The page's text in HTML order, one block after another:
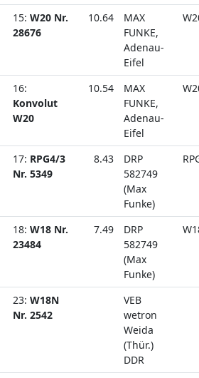
15: W20 Nr.
28676
10.64
MAX
FUNKE,
Adenau-
Eifel
16:
Konvolut
W20
10.54
MAX
FUNKE,
Adenau-
Eifel
17: RPG4/3
Nr. 5349
8.43
DRP
582749
(Max
Funke)
18: W18 Nr.
23484
7.49
DRP
582749
(Max
Funke)
23: W18N
Nr. 2542
VEB
wetron
Weida
(Thür.)
DDR